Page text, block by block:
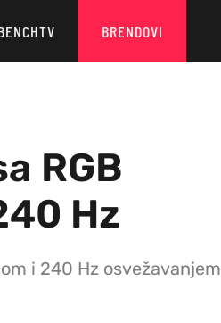
BRENDOVI
RGB
Hz
i 240 Hz osvežavanjem